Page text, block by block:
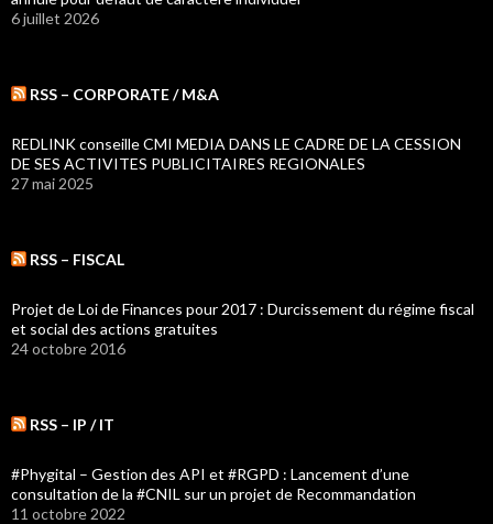
6 juillet 2026
RSS – CORPORATE / M&A
REDLINK conseille CMI MEDIA DANS LE CADRE DE LA CESSION
DE SES ACTIVITES PUBLICITAIRES REGIONALES
27 mai 2025
RSS – FISCAL
Projet de Loi de Finances pour 2017 : Durcissement du régime fiscal
et social des actions gratuites
24 octobre 2016
RSS – IP / IT
#Phygital – Gestion des API et #RGPD : Lancement d’une
consultation de la #CNIL sur un projet de Recommandation
11 octobre 2022